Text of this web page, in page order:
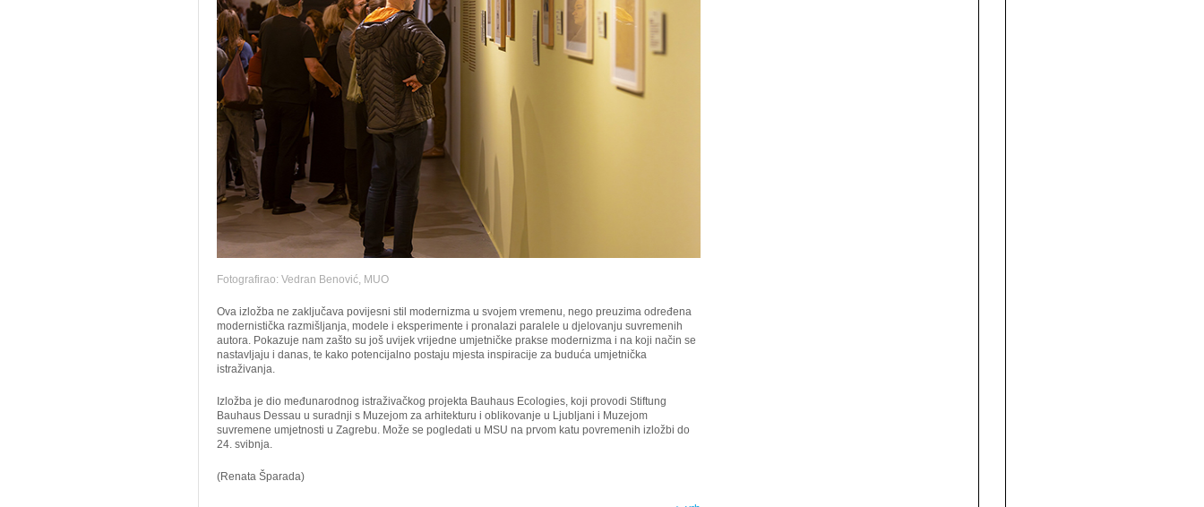
Fotografirao: Vedran Benović, MUO
Ova izložba ne zaključava povijesni stil modernizma u svojem vremenu, nego preuzima određena
modernistička razmišljanja, modele i eksperimente i pronalazi paralele u djelovanju suvremenih
autora. Pokazuje nam zašto su još uvijek vrijedne umjetničke prakse modernizma i na koji način se
nastavljaju i danas, te kako potencijalno postaju mjesta inspiracije za buduća umjetnička
istraživanja.
Izložba je dio međunarodnog istraživačkog projekta Bauhaus Ecologies, koji provodi Stiftung
Bauhaus Dessau u suradnji s Muzejom za arhitekturu i oblikovanje u Ljubljani i Muzejom
suvremene umjetnosti u Zagrebu. Može se pogledati u MSU na prvom katu povremenih izložbi do
24. svibnja.
(Renata Šparada)